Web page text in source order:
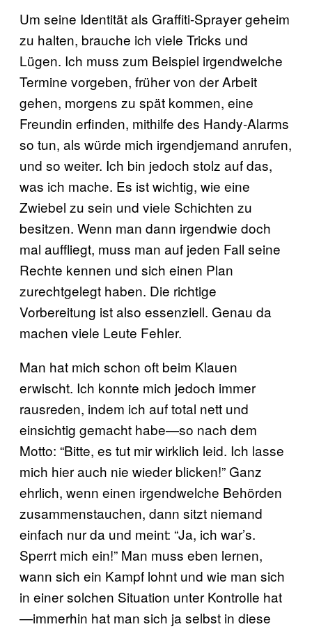
Um seine Identität als Graffiti-Sprayer geheim
zu halten, brauche ich viele Tricks und
Lügen. Ich muss zum Beispiel irgendwelche
Termine vorgeben, früher von der Arbeit
gehen, morgens zu spät kommen, eine
Freundin erfinden, mithilfe des Handy-Alarms
so tun, als würde mich irgendjemand anrufen,
und so weiter. Ich bin jedoch stolz auf das,
was ich mache. Es ist wichtig, wie eine
Zwiebel zu sein und viele Schichten zu
besitzen. Wenn man dann irgendwie doch
mal auffliegt, muss man auf jeden Fall seine
Rechte kennen und sich einen Plan
zurechtgelegt haben. Die richtige
Vorbereitung ist also essenziell. Genau da
machen viele Leute Fehler.
Man hat mich schon oft beim Klauen
erwischt. Ich konnte mich jedoch immer
rausreden, indem ich auf total nett und
einsichtig gemacht habe—so nach dem
Motto: “Bitte, es tut mir wirklich leid. Ich lasse
mich hier auch nie wieder blicken!” Ganz
ehrlich, wenn einen irgendwelche Behörden
zusammenstauchen, dann sitzt niemand
einfach nur da und meint: “Ja, ich war’s.
Sperrt mich ein!” Man muss eben lernen,
wann sich ein Kampf lohnt und wie man sich
in einer solchen Situation unter Kontrolle hat
—immerhin hat man sich ja selbst in diese